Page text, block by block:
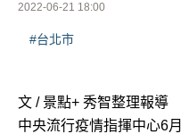
2022-06-21 18:00
#台北市
文 / 景點+ 秀智整理報導
中央流行疫情指揮中心6